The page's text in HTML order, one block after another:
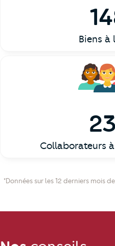
Biens à
Collaborateurs
*Données sur les 12 derniers mois